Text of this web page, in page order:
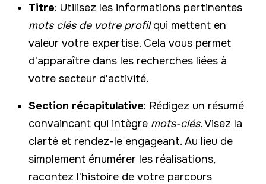
Titre: Utilisez les informations pertinentes
mots clés de votre profilqui mettent en
valeur votre expertise. Cela vous permet
d'apparaître dans les recherches liées à
votre secteur d'activité.
Section récapitulative: Rédigez un résumé
convaincant qui intègre mots-clés. Visez la
clarté et rendez-le engageant. Au lieu de
simplement énumérer les réalisations,
racontez l'histoire de votre parcours